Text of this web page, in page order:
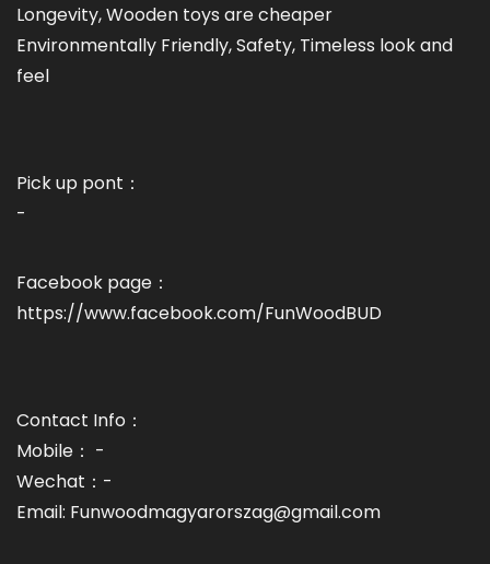
Longevity, Wooden toys are cheaper
Environmentally Friendly, Safety, Timeless look and
feel
Pick up pont：
-
Facebook page：
https://www.facebook.com/FunWoodBUD
Contact Info：
Mobile： -
Wechat：-
Email: Funwoodmagyarorszag@gmail.com